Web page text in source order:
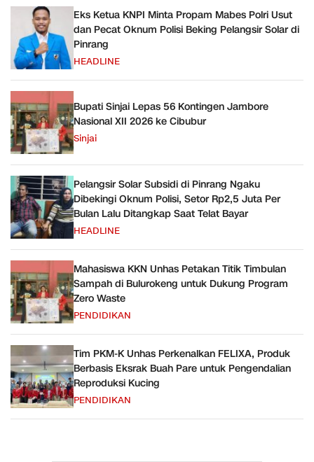
Eks Ketua KNPI Minta Propam Mabes Polri Usut
dan Pecat Oknum Polisi Beking Pelangsir Solar di
Pinrang
HEADLINE
Bupati Sinjai Lepas 56 Kontingen Jambore
Nasional XII 2026 ke Cibubur
Sinjai
Pelangsir Solar Subsidi di Pinrang Ngaku
Dibekingi Oknum Polisi, Setor Rp2,5 Juta Per
Bulan Lalu Ditangkap Saat Telat Bayar
HEADLINE
Mahasiswa KKN Unhas Petakan Titik Timbulan
Sampah di Bulurokeng untuk Dukung Program
Zero Waste
PENDIDIKAN
Tim PKM-K Unhas Perkenalkan FELIXA, Produk
Berbasis Eksrak Buah Pare untuk Pengendalian
Reproduksi Kucing
PENDIDIKAN